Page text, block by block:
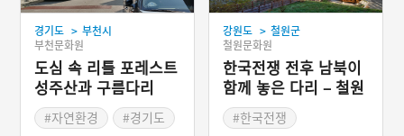
경기도 > 부천시
부천문화원
도심 속 리틀 포레스트
성주산과 구름다리
#자연환경
#경기도
강원도 > 철원군
철원문화원
한국전쟁 전후 남북이
함께 놓은 다리 – 철원
승일교
#한국전쟁